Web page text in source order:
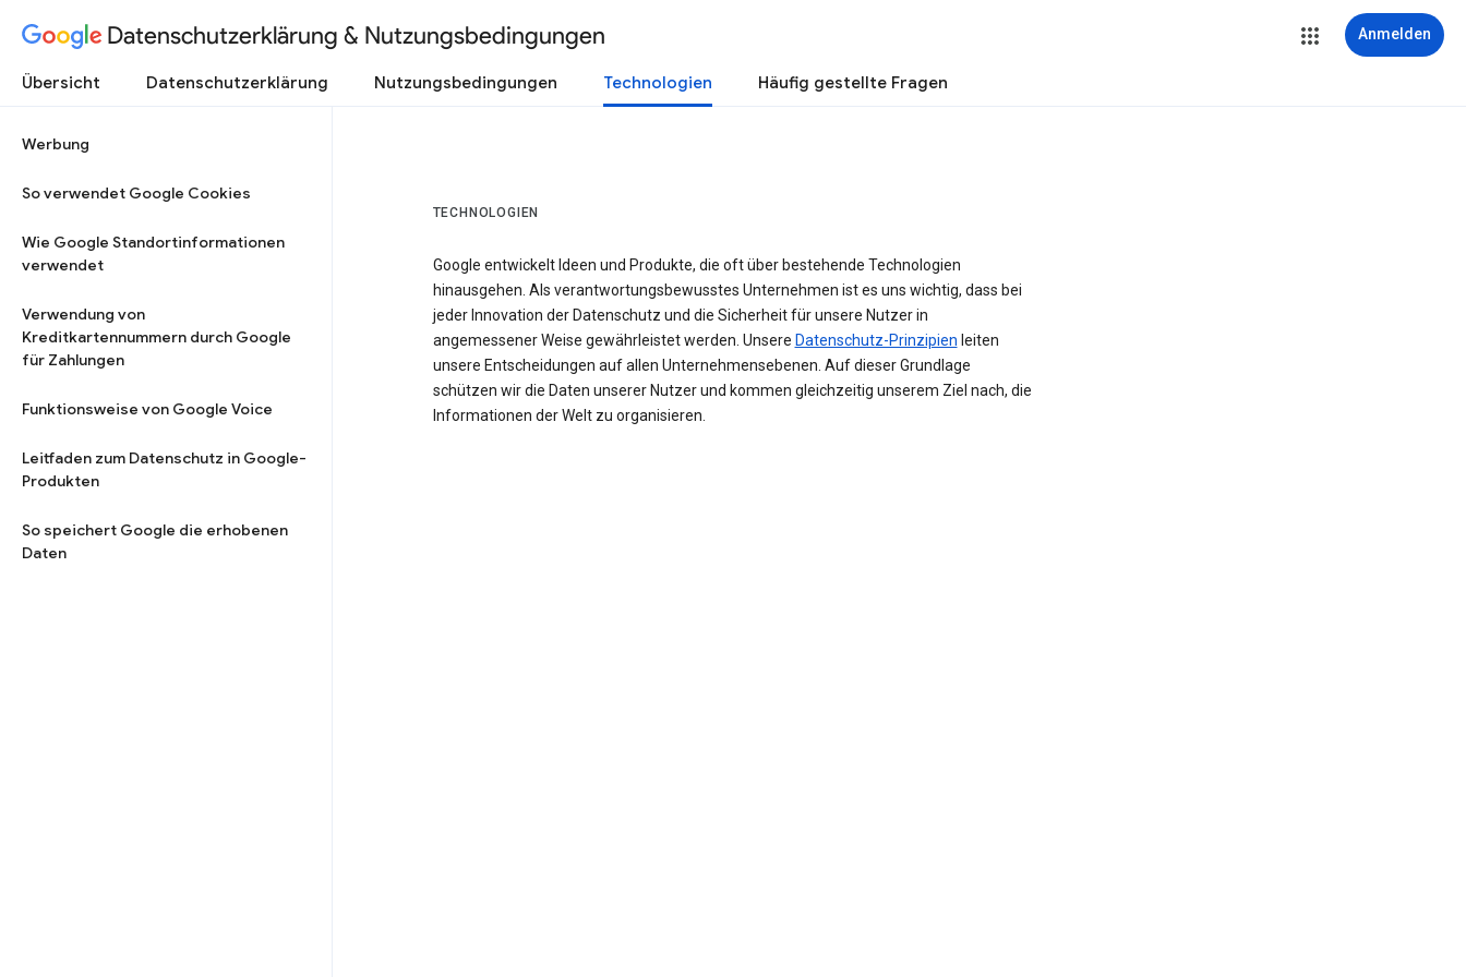
Datenschutzerklärung & Nutzungsbedingungen Anmelden
Übersicht Datenschutzerklärung Nutzungsbedingungen Technologien Häufig gestellte Fragen
Werbung
So verwendet Google Cookies
Wie Google Standortinformationen
verwendet
Verwendung von
Kreditkartennummern durch Google
für Zahlungen
Funktionsweise von Google Voice
Leitfaden zum Datenschutz in Google-
Produkten
So speichert Google die erhobenen
Daten
TECHNOLOGIEN
Google entwickelt Ideen und Produkte, die oft über bestehende Technologien
hinausgehen. Als verantwortungsbewusstes Unternehmen ist es uns wichtig, dass bei
jeder Innovation der Datenschutz und die Sicherheit für unsere Nutzer in
angemessener Weise gewährleistet werden. Unsere Datenschutz-Prinzipien leiten
unsere Entscheidungen auf allen Unternehmensebenen. Auf dieser Grundlage
schützen wir die Daten unserer Nutzer und kommen gleichzeitig unserem Ziel nach, die
Informationen der Welt zu organisieren.